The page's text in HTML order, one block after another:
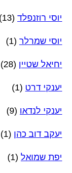
יוסי רוזנפלד (13)
יוסי שמרלר (1)
יחיאל שטיין (28)
יענקי דרט (1)
יענקי לנדאו (9)
יעקב דוב כהן (1)
יפת שמואל (1)